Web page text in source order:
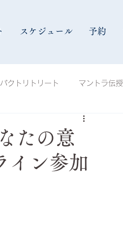
スケジュール 予約
クトリトリート マントラ伝授
瞑想体験談
1,000人瞑想「奏」
たの意
イン参加